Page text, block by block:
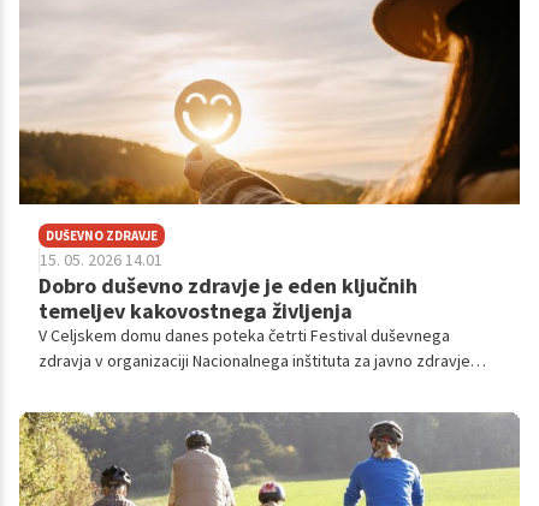
DUŠEVNO ZDRAVJE
15. 05. 2026 14.01
Dobro duševno zdravje je eden ključnih
temeljev kakovostnega življenja
V Celjskem domu danes poteka četrti Festival duševnega
zdravja v organizaciji Nacionalnega inštituta za javno zdravje
opravlja tekoče posle, Valentina Prevolnik Rupel, je dobro
duševno zdravje eden ključnih temeljev kakovostnega življenja
in družbene blaginje.